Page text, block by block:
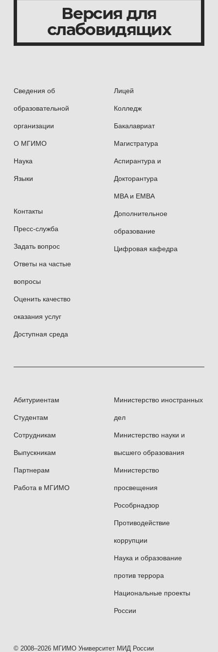
Сведения об
образовательной
организации
О МГИМО
Наука
Языки
Контакты
Пресс-служба
Задать вопрос
Ответы на частые
вопросы
Оценить качество
оказания услуг
Доступная среда
Лицей
Колледж
Бакалавриат
Магистратура
Аспирантура и
Докторантура
MBA и EMBA
Дополнительное
образование
Цифровая кафедра
Абитуриентам
Студентам
Сотрудникам
Выпускникам
Партнерам
Работа в МГИМО
Министерство иностранных
дел
Министерство науки и
высшего образования
Министерство
просвещения
Рособрнадзор
Противодействие
коррупции
Наука и образование
против террора
Национальные проекты
России
Версия для
слабовидящих
© 2008–2026 МГИМО Университет МИД России